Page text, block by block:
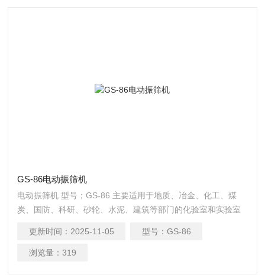
GS-86电动振筛机
电动振筛机 型号；GS-86 主要适用于地质、冶金、化工、煤
炭、国防、科研、砂轮、水泥、建筑等部门的化验室和实验室
更新时间： 2025-11-05 型号： GS-86
浏览量： 319